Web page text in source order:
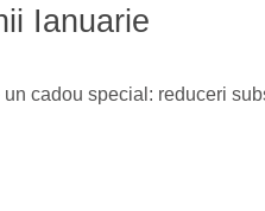
Ianuarie
cadou special: reduceri